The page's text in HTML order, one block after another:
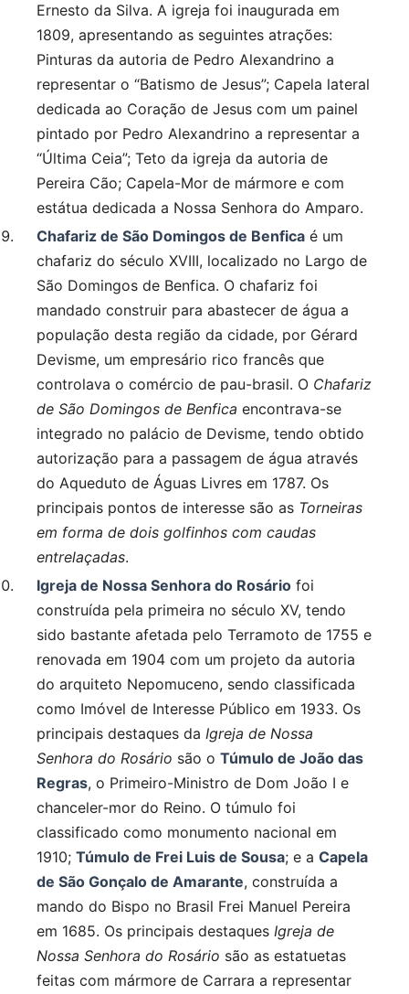
Ernesto da Silva. A igreja foi inaugurada em
1809, apresentando as seguintes atrações:
Pinturas da autoria de Pedro Alexandrino a
representar o “Batismo de Jesus”; Capela lateral
dedicada ao Coração de Jesus com um painel
pintado por Pedro Alexandrino a representar a
“Última Ceia”; Teto da igreja da autoria de
Pereira Cão; Capela-Mor de mármore e com
estátua dedicada a Nossa Senhora do Amparo.
Chafariz de São Domingos de Benfica é um
chafariz do século XVIII, localizado no Largo de
São Domingos de Benfica. O chafariz foi
mandado construir para abastecer de água a
população desta região da cidade, por Gérard
Devisme, um empresário rico francês que
controlava o comércio de pau-brasil. O Chafariz
de São Domingos de Benfica encontrava-se
integrado no palácio de Devisme, tendo obtido
autorização para a passagem de água através
do Aqueduto de Águas Livres em 1787. Os
principais pontos de interesse são as Torneiras
em forma de dois golfinhos com caudas
entrelaçadas.
Igreja de Nossa Senhora do Rosário foi
construída pela primeira no século XV, tendo
sido bastante afetada pelo Terramoto de 1755 e
renovada em 1904 com um projeto da autoria
do arquiteto Nepomuceno, sendo classificada
como Imóvel de Interesse Público em 1933. Os
principais destaques da Igreja de Nossa
Senhora do Rosário são o Túmulo de João das
Regras, o Primeiro-Ministro de Dom João I e
chanceler-mor do Reino. O túmulo foi
classificado como monumento nacional em
1910; Túmulo de Frei Luis de Sousa; e a Capela
de São Gonçalo de Amarante, construída a
mando do Bispo no Brasil Frei Manuel Pereira
em 1685. Os principais destaques Igreja de
Nossa Senhora do Rosário são as estatuetas
feitas com mármore de Carrara a representar